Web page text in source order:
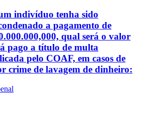
indivíduo tenha sido
a pagamento de
qual será o valor
pago a título de multa
pelo COAF, em casos de
crime de lavagem de dinheiro: